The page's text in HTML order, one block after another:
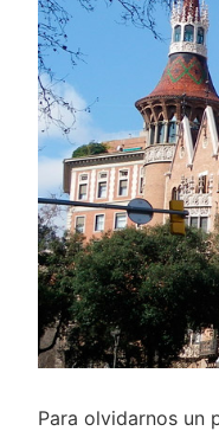
Para olvidarnos un